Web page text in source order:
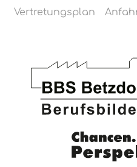
Navigation überspringen
Vertretungsplan